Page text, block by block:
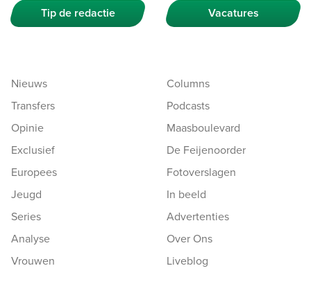
Tip de redactie Vacatures
Nieuws
Transfers
Opinie
Exclusief
Europees
Jeugd
Series
Analyse
Vrouwen
Columns
Podcasts
Maasboulevard
De Feijenoorder
Fotoverslagen
In beeld
Advertenties
Over Ons
Liveblog